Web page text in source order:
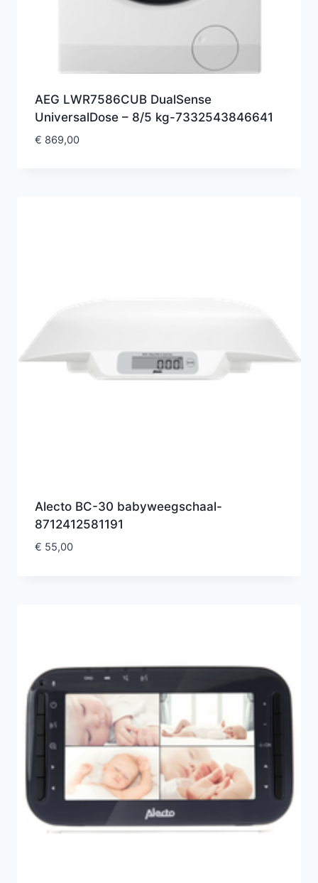
AEG LWR7586CUB DualSense
UniversalDose – 8/5 kg-7332543846641
€ 869,00
Alecto BC-30 babyweegschaal-
8712412581191
€ 55,00